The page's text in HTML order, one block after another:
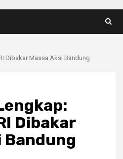
Dibakar Massa Aksi Bandung
Dibakar
Bandung